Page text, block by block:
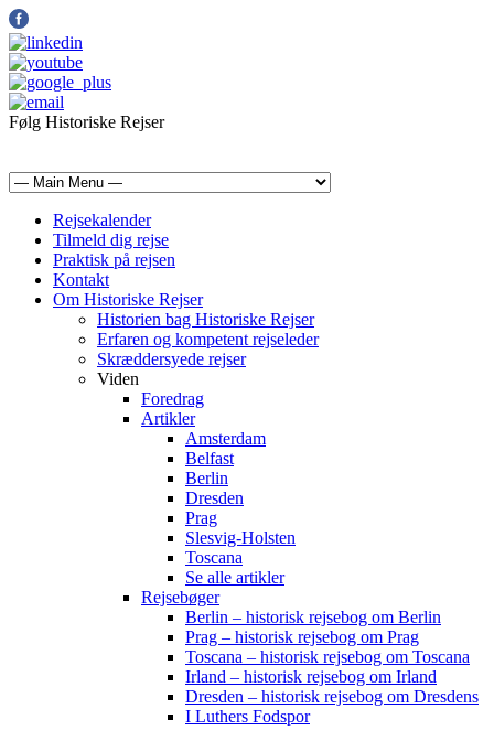
Følg Historiske Rejser
Rejsekalender
Tilmeld dig rejse
Praktisk på rejsen
Kontakt
Om Historiske Rejser
Historien bag Historiske Rejser
Erfaren og kompetent rejseleder
Skræddersyede rejser
Viden
Foredrag
Artikler
Amsterdam
Belfast
Berlin
Dresden
Prag
Slesvig-Holsten
Toscana
Se alle artikler
Rejsebøger
Berlin – historisk rejsebog om Berlin
Prag – historisk rejsebog om Prag
Toscana – historisk rejsebog om Toscana
Irland – historisk rejsebog om Irland
Dresden – historisk rejsebog om Dresdens
I Luthers Fodspor